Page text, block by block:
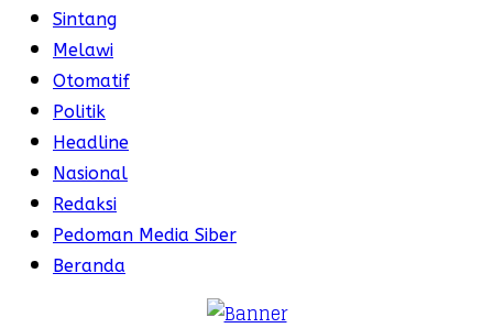
Sintang
Melawi
Otomatif
Politik
Headline
Nasional
Redaksi
Pedoman Media Siber
Beranda